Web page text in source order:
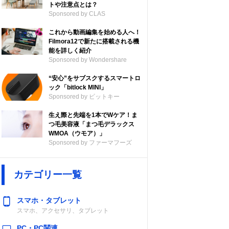
トや注意点とは？
Sponsored by CLAS
これから動画編集を始める人へ！
Filmora12で新たに搭載される機
能を詳しく紹介
Sponsored by Wondershare
“安心”をサブスクするスマートロ
ック「bitlock MINI」
Sponsored by ビットキー
生え際と先端を1本でWケア！ま
つ毛美容液「まつ毛デラックス
WMOA（ウモア）」
Sponsored by ファーマフーズ
カテゴリー一覧
スマホ・タブレット
スマホ、アクセサリ、タブレット